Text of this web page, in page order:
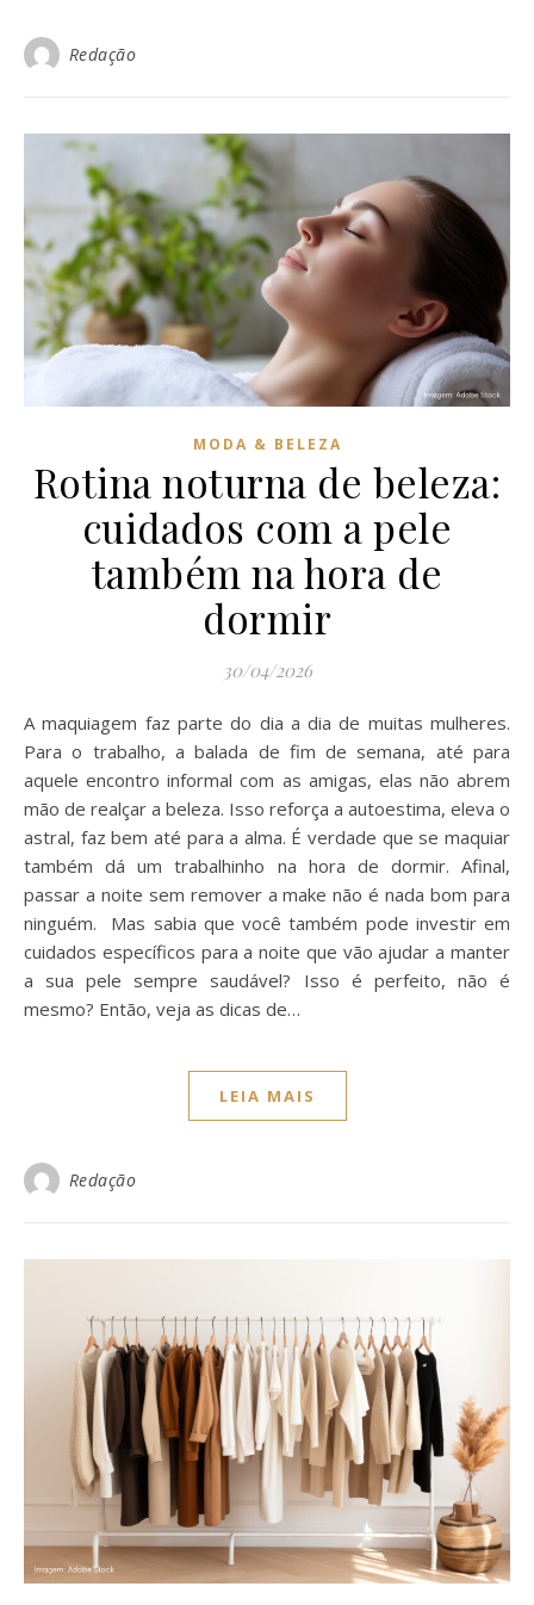
Redação
MODA & BELEZA
Rotina noturna de beleza:
cuidados com a pele
também na hora de
dormir
30/04/2026
A maquiagem faz parte do dia a dia de muitas mulheres.
Para o trabalho, a balada de fim de semana, até para
aquele encontro informal com as amigas, elas não abrem
mão de realçar a beleza. Isso reforça a autoestima, eleva o
astral, faz bem até para a alma. É verdade que se maquiar
também dá um trabalhinho na hora de dormir. Afinal,
passar a noite sem remover a make não é nada bom para
ninguém. Mas sabia que você também pode investir em
cuidados específicos para a noite que vão ajudar a manter
a sua pele sempre saudável? Isso é perfeito, não é
mesmo? Então, veja as dicas de…
LEIA MAIS
Redação